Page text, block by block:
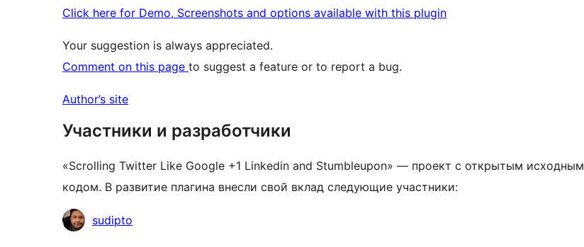
Click here for Demo, Screenshots and options available with this plugin
Your suggestion is always appreciated.
Comment on this page to suggest a feature or to report a bug.
Author’s site
Участники и разработчики
«Scrolling Twitter Like Google +1 Linkedin and Stumbleupon» — проект с открытым исходным
кодом. В развитие плагина внесли свой вклад следующие участники:
Участники
sudipto